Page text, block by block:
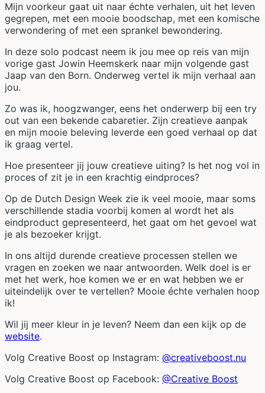
Mijn voorkeur gaat uit naar échte verhalen, uit het leven
gegrepen, met een mooie boodschap, met een komische
verwondering of met een sprankel bewondering.
In deze solo podcast neem ik jou mee op reis van mijn
vorige gast Jowin Heemskerk naar mijn volgende gast
Jaap van den Born. Onderweg vertel ik mijn verhaal aan
jou.
Zo was ik, hoogzwanger, eens het onderwerp bij een try
out van een bekende cabaretier. Zijn creatieve aanpak
en mijn mooie beleving leverde een goed verhaal op dat
ik graag vertel.
Hoe presenteer jij jouw creatieve uiting? Is het nog vol in
proces of zit je in een krachtig eindproces?
Op de Dutch Design Week zie ik veel mooie, maar soms
verschillende stadia voorbij komen al wordt het als
eindproduct gepresenteerd, het gaat om het gevoel wat
je als bezoeker krijgt.
In ons altijd durende creatieve processen stellen we
vragen en zoeken we naar antwoorden. Welk doel is er
met het werk, hoe komen we er en wat hebben we er
uiteindelijk over te vertellen? Mooie échte verhalen hoop
ik!
Wil jij meer kleur in je leven? Neem dan een kijk op de
website.
Volg Creative Boost op Instagram: @creativeboost.nu
Volg Creative Boost op Facebook: @Creative Boost